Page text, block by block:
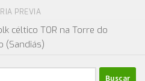
PREVIA
céltico TOR na Torre do
(Sandiás)